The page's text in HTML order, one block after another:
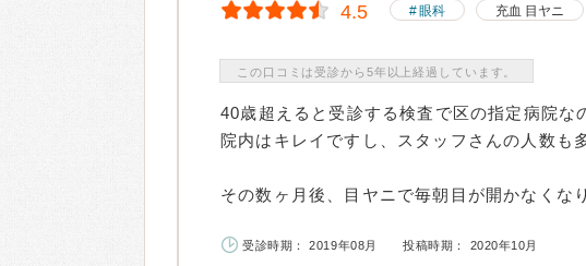
4.5 眼科 充血 目ヤニ
この口コミは受診から5年以上経過しています。
40歳超えると受診する検査で区の指定病院な
院内はキレイですし、スタッフさんの人数も
その数ヶ月後、目ヤニで毎朝目が開かなくな
受診時期： 2019年08月 投稿時期： 2020年10月